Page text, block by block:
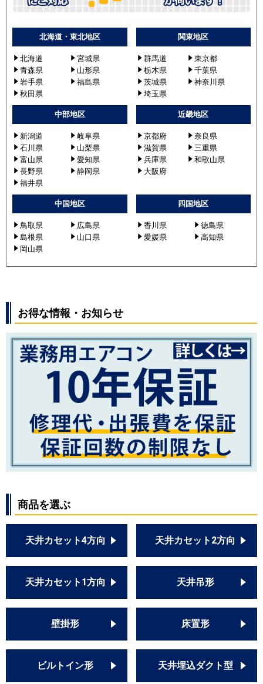
北海道・東北地区
北海道
宮城県
青森県
山形県
岩手県
福島県
秋田県
関東地区
群馬道
東京都
栃木県
千葉県
茨城県
神奈川県
埼玉県
中部地区
新潟道
岐阜県
石川県
山梨県
富山県
愛知県
長野県
静岡県
福井県
近畿地区
京都府
奈良県
滋賀県
三重県
兵庫県
和歌山県
大阪府
中国地区
鳥取県
広島県
島根県
山口県
岡山県
四国地区
香川県
徳島県
愛媛県
高知県
お得な情報・お知らせ
商品を選ぶ
天井カセット4方向 天井カセット2方向
天井カセット1方向 天井吊形
壁掛形 床置形
ビルトイン形 天井埋込ダクト型